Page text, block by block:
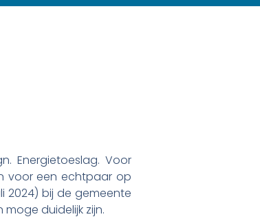
Energietoeslag. Voor
voor een echtpaar op
2024) bij de gemeente
duidelijk zijn.